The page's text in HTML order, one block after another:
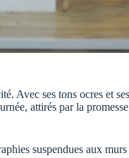
ses tons ocres et
attirés par la
suspendues aux